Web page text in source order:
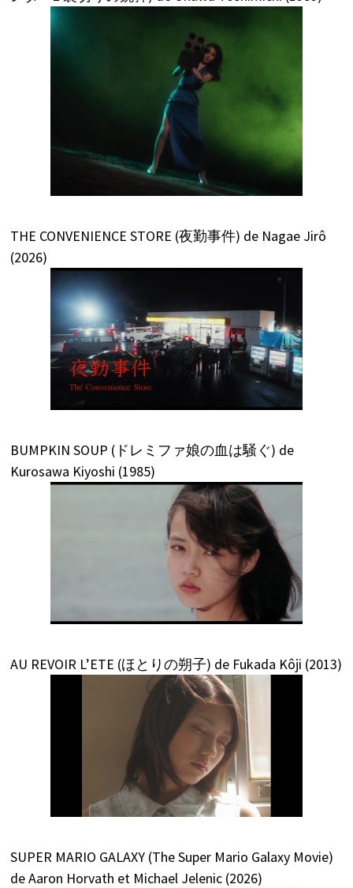
THE CONVENIENCE STORE (夜勤事件) de Nagae Jirô
(2026)
BUMPKIN SOUP (ドレミファ娘の血は騒ぐ) de
Kurosawa Kiyoshi (1985)
AU REVOIR L’ETE (ほとりの朔子) de Fukada Kôji (2013)
SUPER MARIO GALAXY (The Super Mario Galaxy Movie)
de Aaron Horvath et Michael Jelenic (2026)